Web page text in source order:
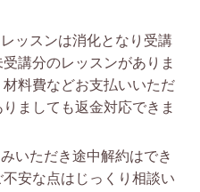
ッスンは消化となり受講
講分のレッスンがありま
料費などお支払いいただ
ましても返金対応できま
いただき途中解約はでき
安な点はじっくり相談い